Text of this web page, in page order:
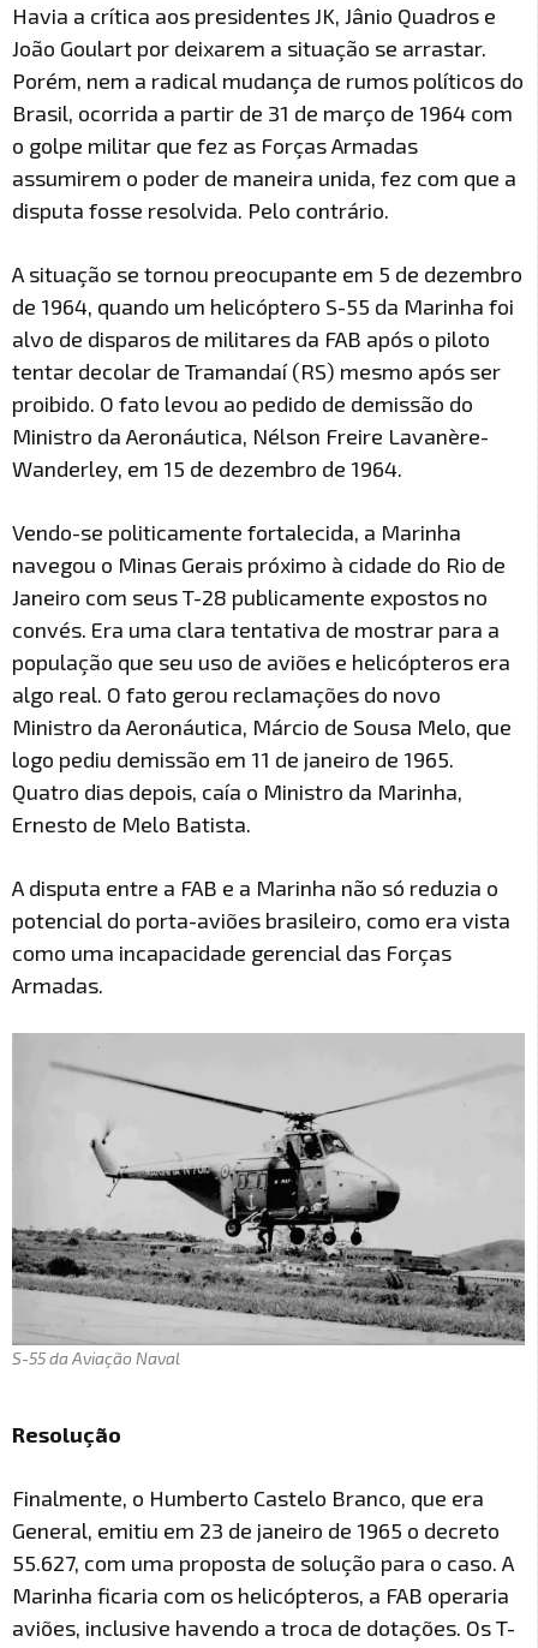
Havia a crítica aos presidentes JK, Jânio Quadros e
João Goulart por deixarem a situação se arrastar.
Porém, nem a radical mudança de rumos políticos do
Brasil, ocorrida a partir de 31 de março de 1964 com
o golpe militar que fez as Forças Armadas
assumirem o poder de maneira unida, fez com que a
disputa fosse resolvida. Pelo contrário.
A situação se tornou preocupante em 5 de dezembro
de 1964, quando um helicóptero S-55 da Marinha foi
alvo de disparos de militares da FAB após o piloto
tentar decolar de Tramandaí (RS) mesmo após ser
proibido. O fato levou ao pedido de demissão do
Ministro da Aeronáutica, Nélson Freire Lavanère-
Wanderley, em 15 de dezembro de 1964.
Vendo-se politicamente fortalecida, a Marinha
navegou o Minas Gerais próximo à cidade do Rio de
Janeiro com seus T-28 publicamente expostos no
convés. Era uma clara tentativa de mostrar para a
população que seu uso de aviões e helicópteros era
algo real. O fato gerou reclamações do novo
Ministro da Aeronáutica, Márcio de Sousa Melo, que
logo pediu demissão em 11 de janeiro de 1965.
Quatro dias depois, caía o Ministro da Marinha,
Ernesto de Melo Batista.
A disputa entre a FAB e a Marinha não só reduzia o
potencial do porta-aviões brasileiro, como era vista
como uma incapacidade gerencial das Forças
Armadas.
S-55 da Aviação Naval
Resolução
Finalmente, o Humberto Castelo Branco, que era
General, emitiu em 23 de janeiro de 1965 o decreto
55.627, com uma proposta de solução para o caso. A
Marinha ficaria com os helicópteros, a FAB operaria
aviões, inclusive havendo a troca de dotações. Os T-